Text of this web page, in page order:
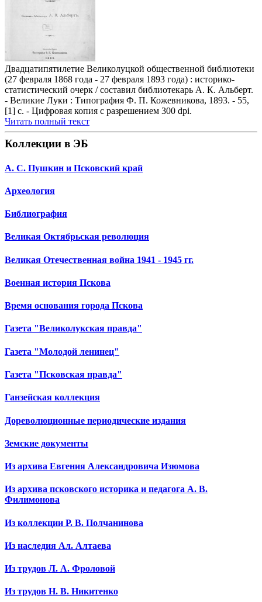
Двадцатипятилетие Великолуцкой общественной библиотеки
(27 февраля 1868 года - 27 февраля 1893 года) : историко-
статистический очерк / составил библиотекарь А. К. Альберт.
- Великие Луки : Типография Ф. П. Кожевникова, 1893. - 55,
[1] с. - Цифровая копия с разрешением 300 dpi.
Читать полный текст
Коллекции в ЭБ
А. С. Пушкин и Псковский край
Археология
Библиография
Великая Октябрьская революция
Великая Отечественная война 1941 - 1945 гг.
Военная история Пскова
Время основания города Пскова
Газета "Великолукская правда"
Газета "Молодой ленинец"
Газета "Псковская правда"
Ганзейская коллекция
Дореволюционные периодические издания
Земские документы
Из архива Евгения Александровича Изюмова
Из архива псковского историка и педагога А. В.
Филимонова
Из коллекции Р. В. Полчанинова
Из наследия Ал. Алтаева
Из трудов Л. А. Фроловой
Из трудов Н. В. Никитенко